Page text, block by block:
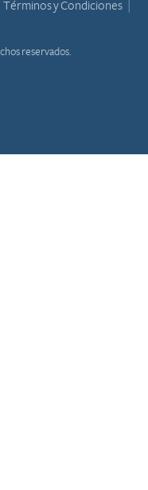
Términos y Condiciones
reservados.